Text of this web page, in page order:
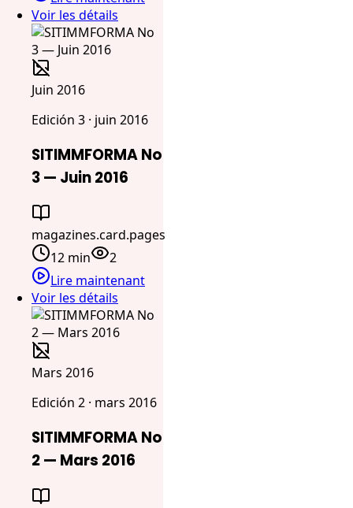
Voir les détails
Juin 2016
Edición 3 · juin 2016
SITIMMFORMA No
3 — Juin 2016
magazines.card.pages
12 min
2
Lire maintenant
Voir les détails
Mars 2016
Edición 2 · mars 2016
SITIMMFORMA No
2 — Mars 2016